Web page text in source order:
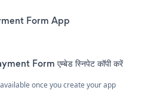
Form App
Form एम्बेड स्निपेट कॉपी करें
once you create your app